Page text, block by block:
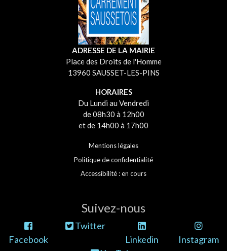
ADRESSE DE LA MAIRIE
Place des Droits de l'Homme
13960 SAUSSET-LES-PINS
HORAIRES
Du Lundi au Vendredi
de 08h30 à 12h00
et de 14h00 à 17h00
Mentions légales
Politique de confidentialité
Accessibilité : en cours
Suivez-nous
Facebook
Twitter
Linkedin
Instagram